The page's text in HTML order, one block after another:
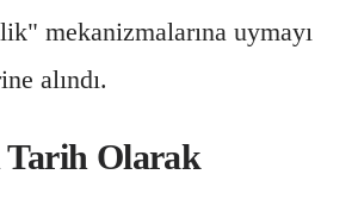
mekanizmalarına uymayı
alındı.
Tarih Olarak